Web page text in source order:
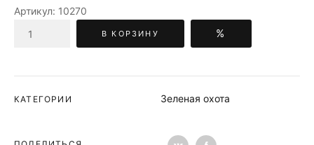
Артикул: 10270
В КОРЗИНУ %
КАТЕГОРИИ Зеленая охота